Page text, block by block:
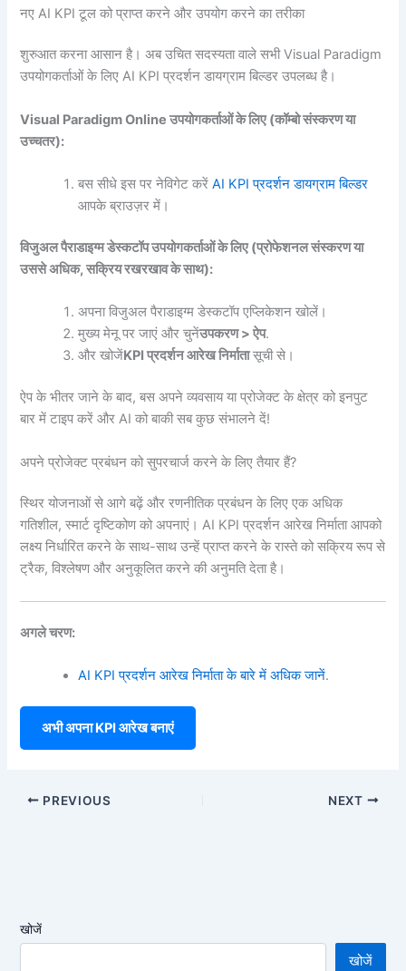
नए AI KPI टूल को प्राप्त करने और उपयोग करने का तरीका
शुरुआत करना आसान है। अब उचित सदस्यता वाले सभी Visual Paradigm
उपयोगकर्ताओं के लिए AI KPI प्रदर्शन डायग्राम बिल्डर उपलब्ध है।
Visual Paradigm Online उपयोगकर्ताओं के लिए (कॉम्बो संस्करण या
उच्चतर):
बस सीधे इस पर नेविगेट करेंAI KPI प्रदर्शन डायग्राम बिल्डर
आपके ब्राउज़र में।
विजुअल पैराडाइग्म डेस्कटॉप उपयोगकर्ताओं के लिए (प्रोफेशनल संस्करण या
उससे अधिक, सक्रिय रखरखाव के साथ):
अपना विजुअल पैराडाइग्म डेस्कटॉप एप्लिकेशन खोलें।
मुख्य मेनू पर जाएं और चुनेंउपकरण > ऐप.
और खोजेंKPI प्रदर्शन आरेख निर्मातासूची से।
ऐप के भीतर जाने के बाद, बस अपने व्यवसाय या प्रोजेक्ट के क्षेत्र को इनपुट
बार में टाइप करें और AI को बाकी सब कुछ संभालने दें!
अपने प्रोजेक्ट प्रबंधन को सुपरचार्ज करने के लिए तैयार हैं?
स्थिर योजनाओं से आगे बढ़ें और रणनीतिक प्रबंधन के लिए एक अधिक
गतिशील, स्मार्ट दृष्टिकोण को अपनाएं। AI KPI प्रदर्शन आरेख निर्माता आपको
लक्ष्य निर्धारित करने के साथ-साथ उन्हें प्राप्त करने के रास्ते को सक्रिय रूप से
ट्रैक, विश्लेषण और अनुकूलित करने की अनुमति देता है।
अगले चरण:
AI KPI प्रदर्शन आरेख निर्माता के बारे में अधिक जानें.
अभी अपना KPI आरेख बनाएं
PREVIOUS NEXT
खोजें
खोजें